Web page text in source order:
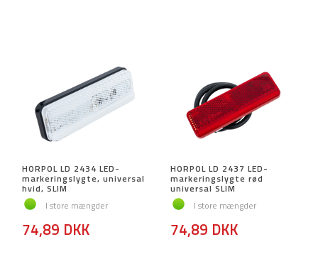
HORPOL LD 2434 LED-
markeringslygte, universal
hvid, SLIM
I store mængder
74,89 DKK
HORPOL LD 2437 LED-
markeringslygte rød
universal SLIM
I store mængder
74,89 DKK